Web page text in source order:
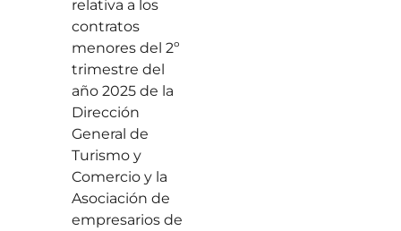
relativa a los
contratos
menores del 2º
trimestre del
año 2025 de la
Dirección
General de
Turismo y
Comercio y la
Asociación de
empresarios de